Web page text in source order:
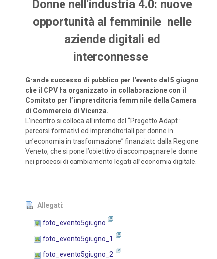
Donne nell'industria 4.0: nuove
opportunità al femminile nelle
aziende digitali ed
interconnesse
Grande successo di pubblico per l'evento del 5 giugno
che il CPV ha organizzato in collaborazione con il
Comitato per l’imprenditoria femminile della Camera
di Commercio di Vicenza.
L’incontro si colloca all’interno del “Progetto Adapt :
percorsi formativi ed imprenditoriali per donne in
un’economia in trasformazione” finanziato dalla Regione
Veneto, che si pone l’obiettivo di accompagnare le donne
nei processi di cambiamento legati all’economia digitale.
Allegati:
foto_evento5giugno
foto_evento5giugno_1
foto_evento5giugno_2